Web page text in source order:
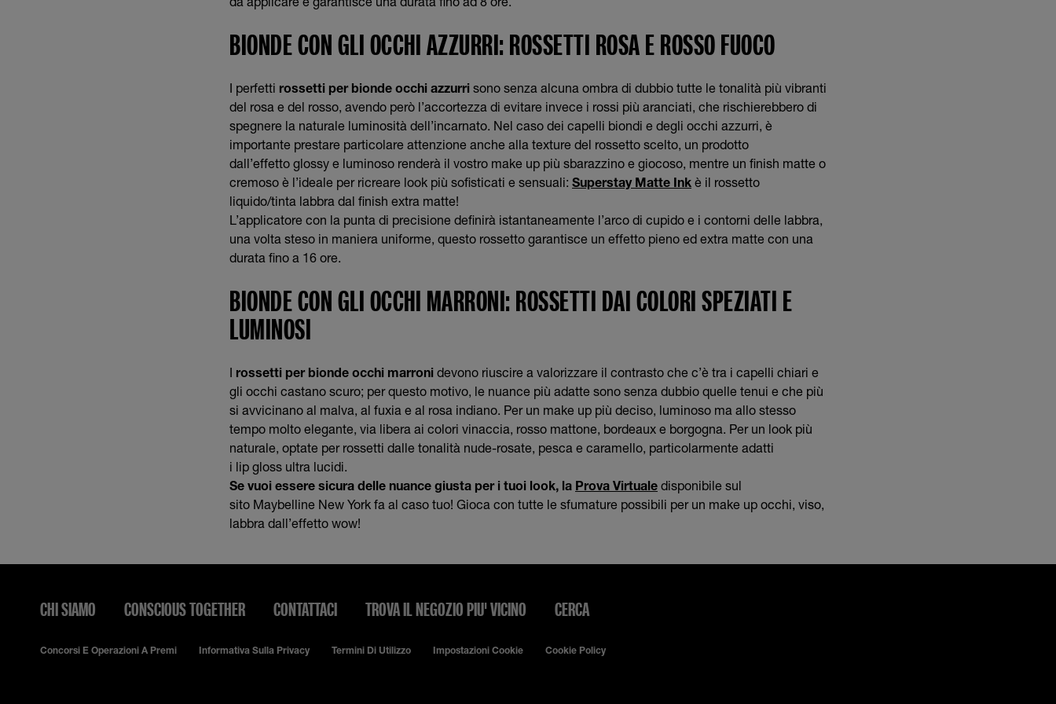
BIONDE CON GLI OCCHI AZZURRI: ROSSETTI ROSA E ROSSO FUOCO
I perfetti rossetti per bionde occhi azzurri sono senza alcuna ombra di dubbio tutte le tonalità più vibranti
del rosa e del rosso, avendo però l’accortezza di evitare invece i rossi più aranciati, che rischierebbero di
spegnere la naturale luminosità dell’incarnato. Nel caso dei capelli biondi e degli occhi azzurri, è
importante prestare particolare attenzione anche alla texture del rossetto scelto, un prodotto
dall’effetto glossy e luminoso renderà il vostro make up più sbarazzino e giocoso, mentre un finish matte o
cremoso è l’ideale per ricreare look più sofisticati e sensuali: Superstay Matte Ink è il rossetto
liquido/tinta labbra dal finish extra matte!
L’applicatore con la punta di precisione definirà istantaneamente l’arco di cupido e i contorni delle labbra,
una volta steso in maniera uniforme, questo rossetto garantisce un effetto pieno ed extra matte con una
durata fino a 16 ore.
BIONDE CON GLI OCCHI MARRONI: ROSSETTI DAI COLORI SPEZIATI E
LUMINOSI
I rossetti per bionde occhi marroni devono riuscire a valorizzare il contrasto che c’è tra i capelli chiari e
gli occhi castano scuro; per questo motivo, le nuance più adatte sono senza dubbio quelle tenui e che più
si avvicinano al malva, al fuxia e al rosa indiano. Per un make up più deciso, luminoso ma allo stesso
tempo molto elegante, via libera ai colori vinaccia, rosso mattone, bordeaux e borgogna. Per un look più
naturale, optate per rossetti dalle tonalità nude-rosate, pesca e caramello, particolarmente adatti
i lip gloss ultra lucidi.
Se vuoi essere sicura delle nuance giusta per i tuoi look, la Prova Virtuale disponibile sul
sito Maybelline New York fa al caso tuo! Gioca con tutte le sfumature possibili per un make up occhi, viso,
labbra dall’effetto wow!
CHI SIAMO CONSCIOUS TOGETHER CONTATTACI TROVA IL NEGOZIO PIU' VICINO CERCA
Concorsi E Operazioni A Premi Informativa Sulla Privacy Termini Di Utilizzo Impostazioni Cookie Cookie Policy